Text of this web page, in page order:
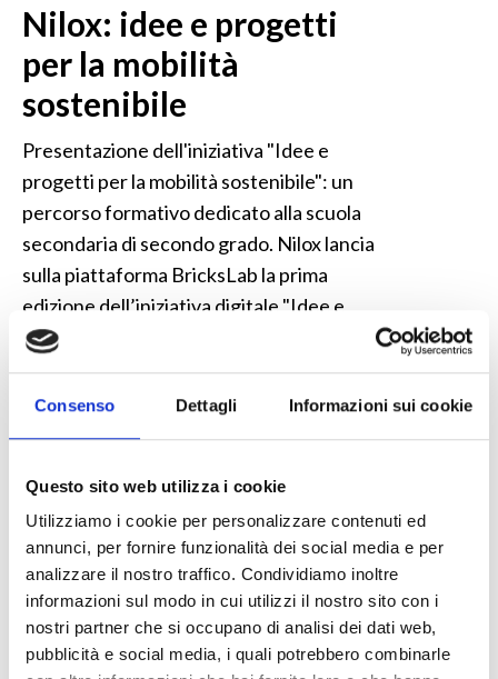
Consenso Dettagli Informazioni sui cookie
Questo sito web utilizza i cookie
Utilizziamo i cookie per personalizzare contenuti ed
annunci, per fornire funzionalità dei social media e per
analizzare il nostro traffico. Condividiamo inoltre
informazioni sul modo in cui utilizzi il nostro sito con i
nostri partner che si occupano di analisi dei dati web,
pubblicità e social media, i quali potrebbero combinarle
Nilox: idee e progetti
per la mobilità
sostenibile
Presentazione dell'iniziativa "Idee e
progetti per la mobilità sostenibile": un
percorso formativo dedicato alla scuola
secondaria di secondo grado. Nilox lancia
sulla piattaforma BricksLab la prima
edizione dell’iniziativa digitale "Idee e
progetti per la mobilità sostenibile", al fine
di promuovere negli studenti una
conoscenza più approfondita delle
le principali nozioni di sicurezza stradale. Il
progetto offre a studenti e docenti non
solo la possibilità di accedere
gratuitamente a un percorso formativo
online sul tema della mobilità sostenibile e
sul futuro delle nostre città, ma promuove